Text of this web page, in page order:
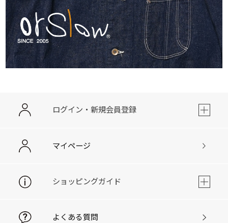
ログイン・新規会員登録
マイページ
ショッピングガイド
よくある質問